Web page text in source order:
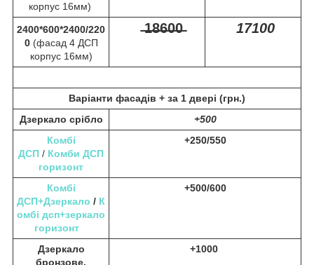
корпус 16мм)
2400*600*2400/220
0 (фасад 4 ДСП
корпус 16мм)
̶1̶8̶6̶0̶0̶ 17100
Варіанти фасадів + за 1 двері (грн.)
Дзеркало срібло
+500
Комбі
ДСП / Комби ДСП
горизонт
+250/550
Комбі
ДСП+Дзеркало / К
омбі дсп+зеркало
горизонт
+500/600
Дзеркало
бронзове,
+1000